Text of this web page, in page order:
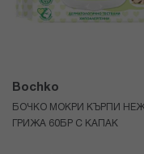
Bochko
БОЧКО МОКРИ КЪРПИ
ГРИЖА 60БР С КАПАК